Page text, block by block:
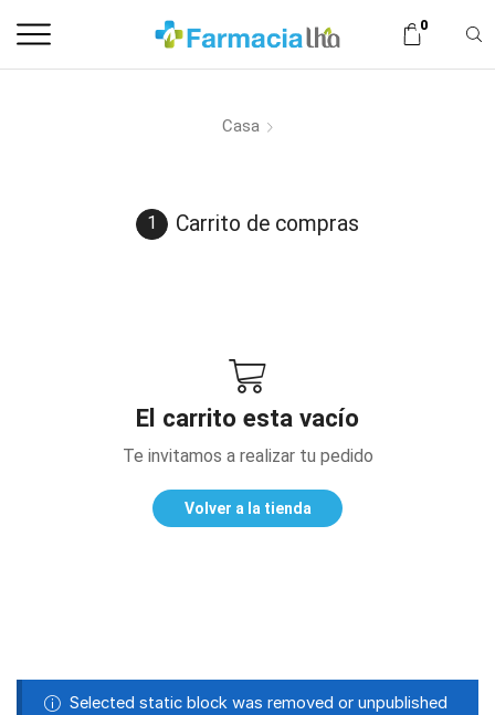
0
Casa
Carrito de compras
El carrito esta vacío
Te invitamos a realizar tu pedido
Volver a la tienda
Selected static block was removed or unpublished